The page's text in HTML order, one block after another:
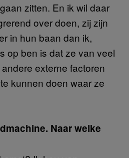
zitten. En ik wil daar
over doen, zij zijn
in hun baan dan ik,
op ben is dat ze van veel
externe factoren
kunnen doen waar ze
Naar welke